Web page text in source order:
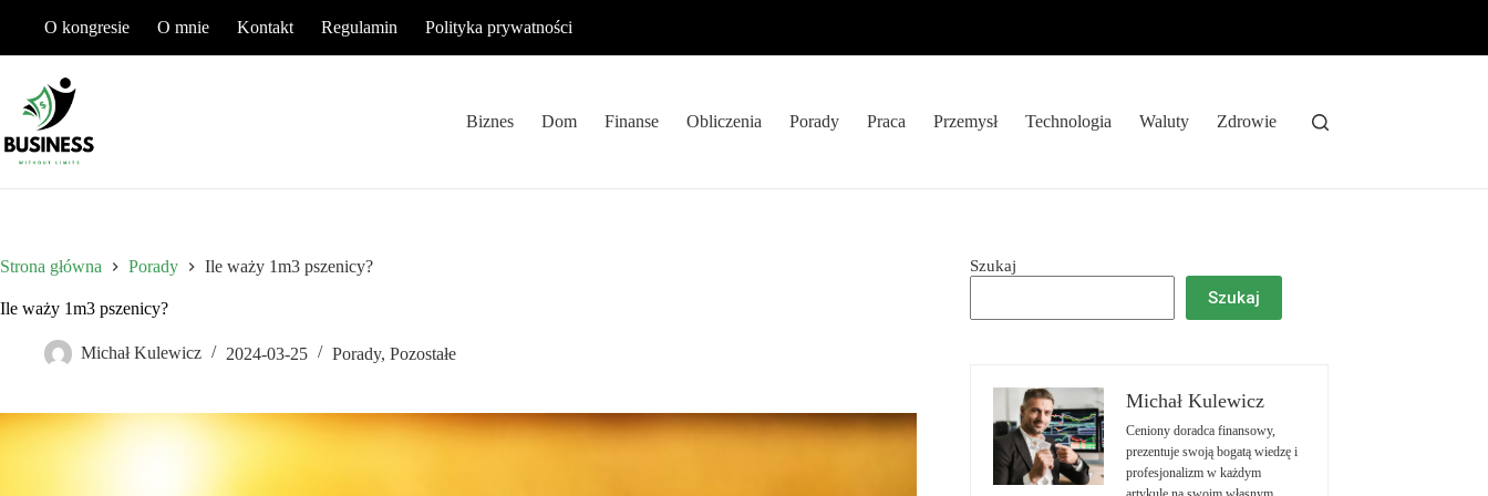
O kongresie O mnie Kontakt Regulamin Polityka prywatności
Biznes Dom Finanse Obliczenia Porady Praca Przemysł Technologia Waluty Zdrowie
Strona główna Porady Ile waży 1m3 pszenicy?
Ile waży 1m3 pszenicy?
Michał Kulewicz 2024-03-25 Porady, Pozostałe
Szukaj
Szukaj
Michał Kulewicz
Ceniony doradca finansowy,
prezentuje swoją bogatą wiedzę i
profesjonalizm w każdym